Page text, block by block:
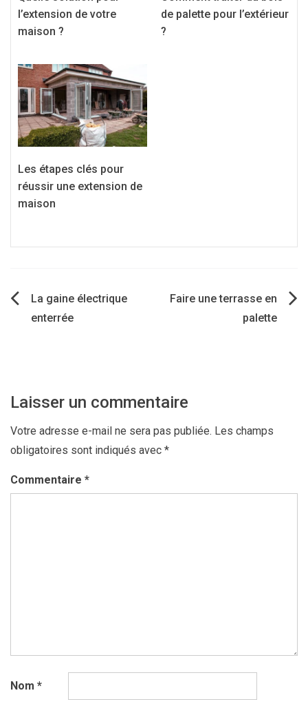
l’extension de votre
maison ?
de palette pour l’extérieur
?
Les étapes clés pour
réussir une extension de
maison
Navigation
La gaine électrique
enterrée
Faire une terrasse en
palette
Laisser un commentaire
Votre adresse e-mail ne sera pas publiée. Les champs
obligatoires sont indiqués avec *
Commentaire *
Nom *